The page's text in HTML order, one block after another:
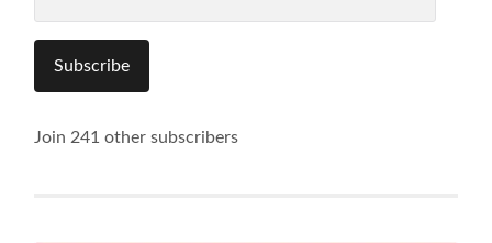
Subscribe
Join 241 other subscribers